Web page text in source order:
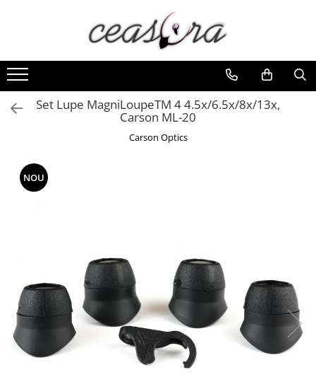
Toate Produsele
Baterii
AA, AAA, 9V
Accesorii baterii
Butoni
CR 3V
Ceasuri Daniel Klein
Ceasuri Lorus
Ceasuri Police
Ceasuri Q&Q
Ceasuri Q&Q Attractive
Set Lupe MagniLoupeTM 4 4.5x/6.5x/8x/13x,
Carson ML-20
Carson Optics
NOU